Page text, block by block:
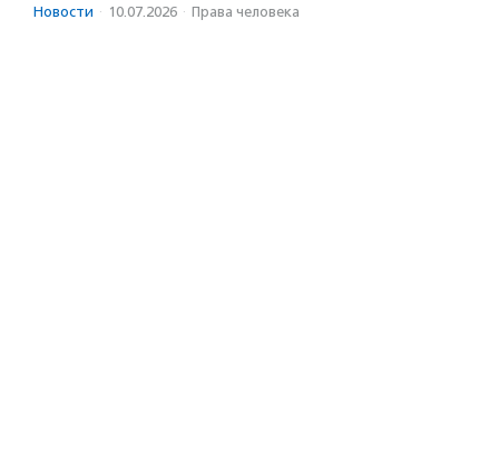
Новости · 10.07.2026 · Права человека